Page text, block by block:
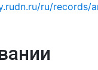
ru/records/